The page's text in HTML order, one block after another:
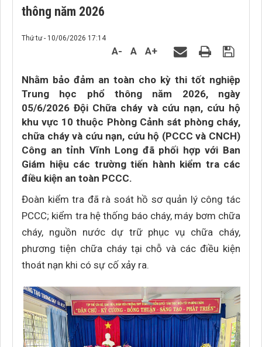
thông năm 2026
Thứ tư - 10/06/2026 17:14
A- A A+
Nhằm bảo đảm an toàn cho kỳ thi tốt nghiệp
Trung học phổ thông năm 2026, ngày
05/6/2026 Đội Chữa cháy và cứu nạn, cứu hộ
khu vực 10 thuộc Phòng Cảnh sát phòng cháy,
chữa cháy và cứu nạn, cứu hộ (PCCC và CNCH)
Công an tỉnh Vĩnh Long đã phối hợp với Ban
Giám hiệu các trường tiến hành kiểm tra các
điều kiện an toàn PCCC.
Đoàn kiểm tra đã rà soát hồ sơ quản lý công tác
PCCC; kiểm tra hệ thống báo cháy, máy bơm chữa
cháy, nguồn nước dự trữ phục vụ chữa cháy,
phương tiện chữa cháy tại chỗ và các điều kiện
thoát nạn khi có sự cố xảy ra.